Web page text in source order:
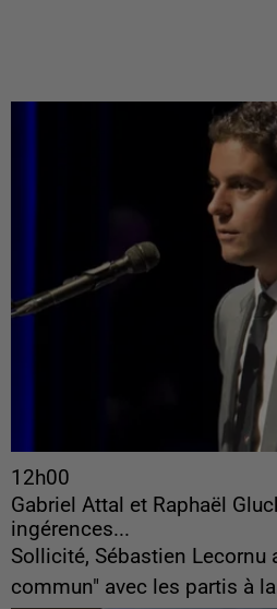
12h00
Gabriel Attal et Raphaël
ingérences...
Sollicité, Sébastien Lecornu
commun" avec les partis à